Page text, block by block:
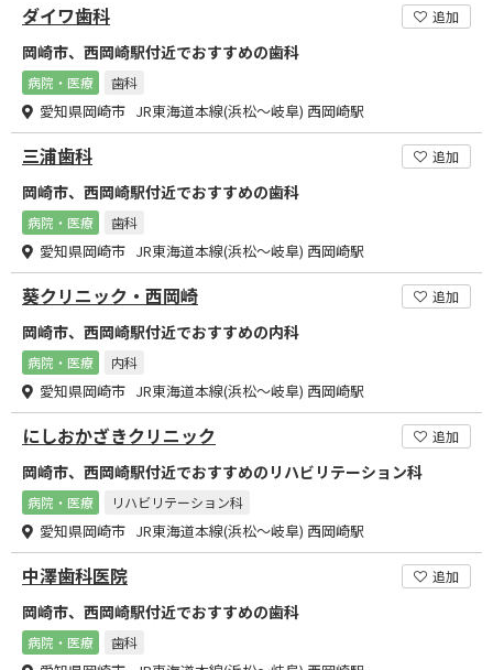
ダイワ歯科 追加
岡崎市、西岡崎駅付近でおすすめの歯科
病院・医療 歯科
愛知県岡崎市 JR東海道本線(浜松～岐阜) 西岡崎駅
三浦歯科 追加
岡崎市、西岡崎駅付近でおすすめの歯科
病院・医療 歯科
愛知県岡崎市 JR東海道本線(浜松～岐阜) 西岡崎駅
葵クリニック・西岡崎 追加
岡崎市、西岡崎駅付近でおすすめの内科
病院・医療 内科
愛知県岡崎市 JR東海道本線(浜松～岐阜) 西岡崎駅
にしおかざきクリニック 追加
岡崎市、西岡崎駅付近でおすすめのリハビリテーション科
病院・医療 リハビリテーション科
愛知県岡崎市 JR東海道本線(浜松～岐阜) 西岡崎駅
中澤歯科医院 追加
岡崎市、西岡崎駅付近でおすすめの歯科
病院・医療 歯科